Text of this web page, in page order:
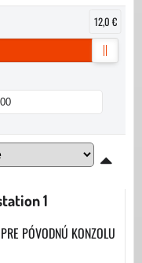
12,0 €
1
PÓVODNÚ KONZOLU